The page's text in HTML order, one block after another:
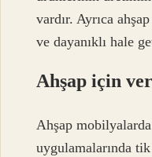
vardır. Ayrıca
ve dayanıklı hale
Ahşap için
Ahşap
uygulamalarında